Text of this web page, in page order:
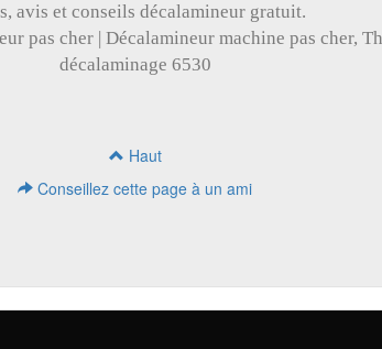
, avis et conseils décalamineurgratuit.
pas cher | Décalamineur machine pas cher,
décalaminage 6530
Haut
Conseillez cette page à un ami